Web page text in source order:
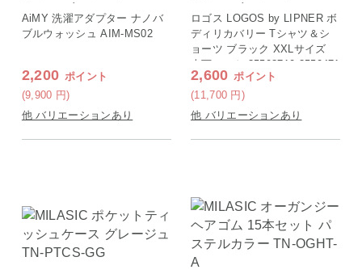
E SAISON店
AiMY 洗濯アダプター ナノバ
ブルウォッシュ AIM-MS02
2,200 ポイント
(9,900 円)
他 バリエーションあり
E SAISON店
ロゴス LOGOS by LIPNER ボ
ディリカバリー Tシャツ＆シ
ョーツ ブラック XXLサイズ
上下セット 35503710 3550471
0
2,600 ポイント
(11,700 円 )
他 バリエーションあり